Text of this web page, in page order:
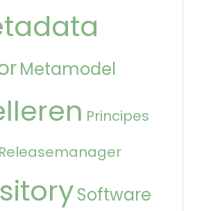
Metamodel
Principes
Releasemanager
Software